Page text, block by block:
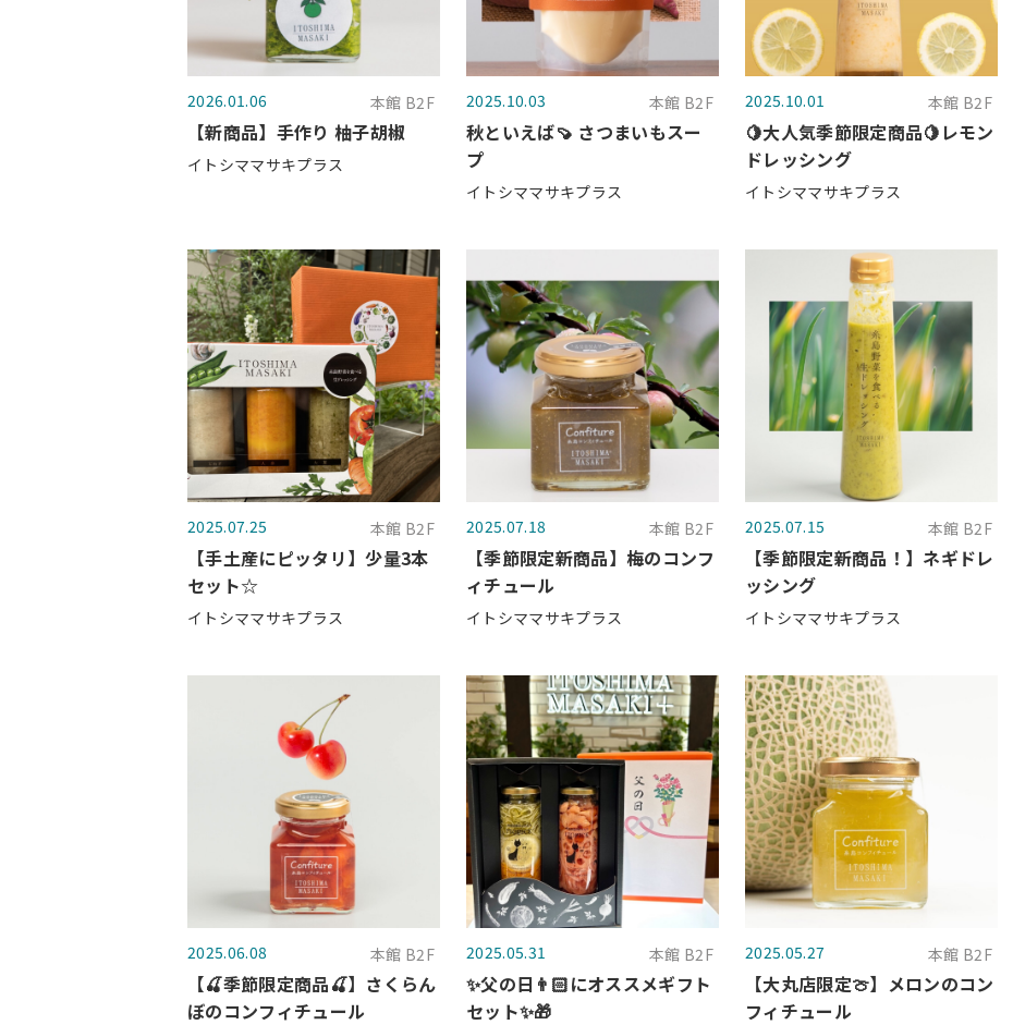
2026.01.06 本館 B2F
【新商品】手作り 柚子胡椒
イトシママサキプラス
2025.10.03 本館 B2F
秋といえば🍠 さつまいもスー
プ
イトシママサキプラス
2025.10.01 本館 B2F
🍋大人気季節限定商品🍋レモン
ドレッシング
イトシママサキプラス
2025.07.25 本館 B2F
【手土産にピッタリ】少量3本
セット☆
イトシママサキプラス
2025.07.18 本館 B2F
【季節限定新商品】梅のコンフ
ィチュール
イトシママサキプラス
2025.07.15 本館 B2F
【季節限定新商品！】ネギドレ
ッシング
イトシママサキプラス
2025.06.08 本館 B2F
【🍒季節限定商品🍒】さくらん
ぼのコンフィチュール
2025.05.31 本館 B2F
✨父の日👨🏻にオススメギフト
セット✨🎁
2025.05.27 本館 B2F
【大丸店限定🍈】メロンのコン
フィチュール